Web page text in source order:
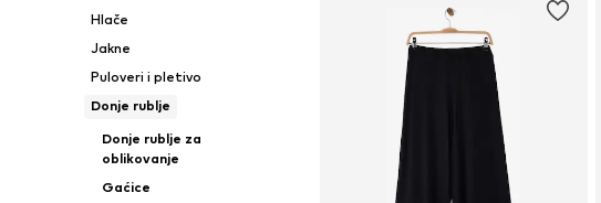
Hlače
Jakne
Puloveri i pletivo
Donje rublje
Donje rublje za
oblikovanje
Gaćice